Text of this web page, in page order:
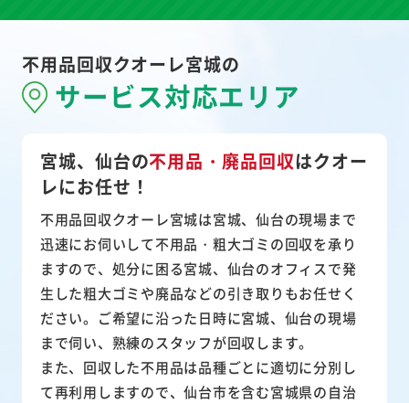
不用品回収クオーレ宮城の
サービス対応エリア
宮城、仙台の不用品・廃品回収はクオー
レにお任せ！
不用品回収クオーレ宮城は宮城、仙台の現場まで
迅速にお伺いして不用品・粗大ゴミの回収を承り
ますので、処分に困る宮城、仙台のオフィスで発
生した粗大ゴミや廃品などの引き取りもお任せく
ださい。ご希望に沿った日時に宮城、仙台の現場
まで伺い、熟練のスタッフが回収します。
また、 回収した不用品は品種ごとに適切に分別し
て再利用 しますので、仙台市を含む宮城県の自治